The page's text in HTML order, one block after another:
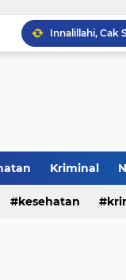
Kriminal
kesehatan